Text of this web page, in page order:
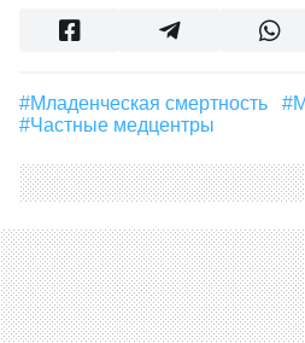
#Младенческая смертность
#частные медцентры